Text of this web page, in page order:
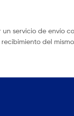
servicio de envío
del